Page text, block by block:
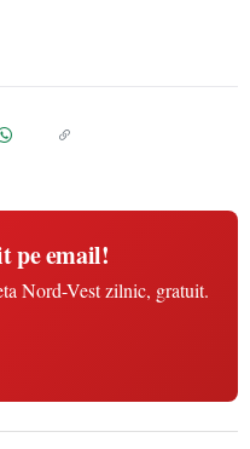
pe email!
Nord-Vest zilnic, gratuit.